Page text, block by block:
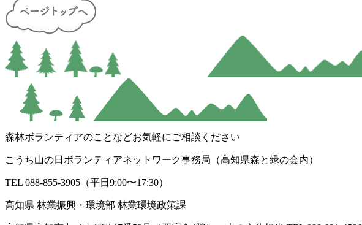
森林ボランティアのことなどお気軽にご相談ください
こうち山の日ボランティアネットワーク事務局（高知県森と緑の会内）
TEL 088-855-3905（平日9:00〜17:30）
高知県 林業振興・環境部 林業環境政策課